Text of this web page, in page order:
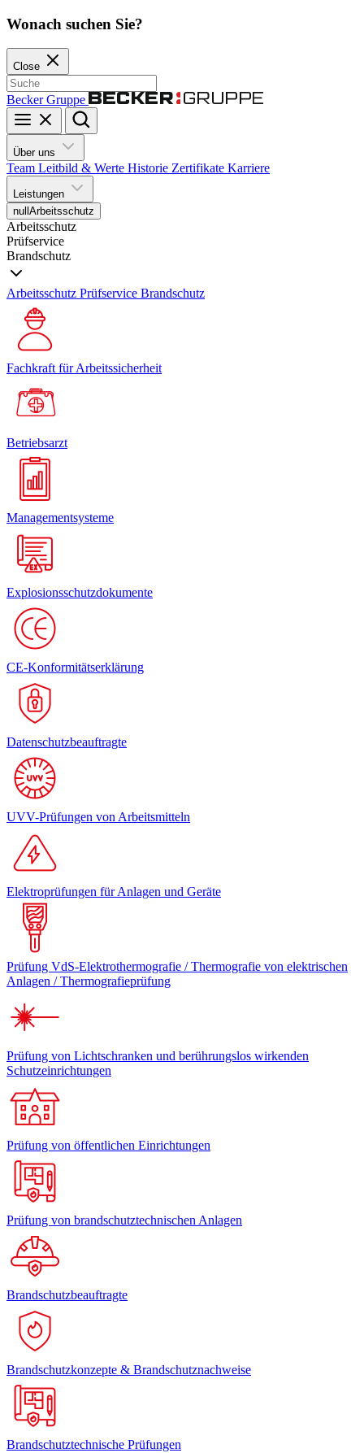
Wonach suchen Sie?
Close
Becker Gruppe
Über uns
Team Leitbild & Werte Historie Zertifikate Karriere
Leistungen
null Arbeitsschutz
Arbeitsschutz
Prüfservice
Brandschutz
Arbeitsschutz Prüfservice Brandschutz
Fachkraft für Arbeitssicherheit
Betriebsarzt
Managementsysteme
Explosionsschutzdokumente
CE-Konformitätserklärung
Datenschutzbeauftragte
UVV-Prüfungen von Arbeitsmitteln
Elektroprüfungen für Anlagen und Geräte
Prüfung VdS-Elektrothermografie / Thermografie von elektrischen
Anlagen / Thermografieprüfung
Prüfung von Lichtschranken und berührungslos wirkenden
Schutzeinrichtungen
Prüfung von öffentlichen Einrichtungen
Prüfung von brandschutztechnischen Anlagen
Brandschutzbeauftragte
Brandschutzkonzepte & Brandschutznachweise
Brandschutztechnische Prüfungen